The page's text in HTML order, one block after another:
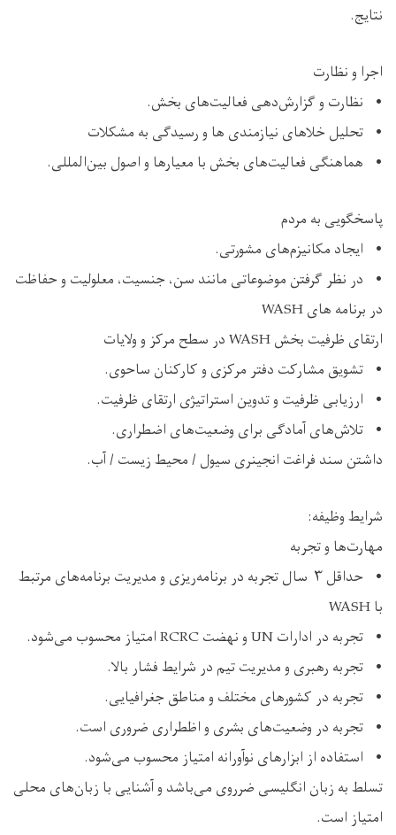
نتایج.
اجرا و نظارت
• نظارت و گزارش‌دهی فعالیت‌های بخش.
• تحلیل خلاهای نیازمندی ها و رسیدگی به مشکلات
• هماهنگی فعالیت‌های بخش با معیارها و اصول بین‌المللی.
پاسخگویی به مردم
• ایجاد مکانیزم‌های مشورتی.
• در نظر گرفتن موضوعاتی مانند سن، جنسیت، معلولیت و حفاظت
در برنامه های WASH
ارتقای ظرفیت بخش WASH در سطح مرکز و ولایات
• تشویق مشارکت دفتر مرکزی و کارکنان ساحوی.
• ارزیابی ظرفیت و تدوین استراتیژی ارتقای ظرفیت.
• تلاش‌های آمادگی برای وضعیت‌های اضطراری.
داشتن سند فراغت انجینری سیول / محیط زیست / آب.
شرایط وظیفه:
مهارت‌ها و تجربه
• حداقل ۳ سال تجربه در برنامه‌ریزی و مدیریت برنامه‌های مرتبط
با WASH
• تجربه در ادارات UN و نهضت RCRC امتیاز محسوب می‌شود.
• تجربه رهبری و مدیریت تیم در شرایط فشار بالا.
• تجربه در کشورهای مختلف و مناطق جغرافیایی.
• تجربه در وضعیت‌های بشری و اظطراری ضروری است.
• استفاده از ابزارهای نوآورانه امتیاز محسوب می‌شود.
تسلط به زبان انگلیسی ضرروی می‌باشد و آشنایی با زبان‌های محلی
امتیاز است.